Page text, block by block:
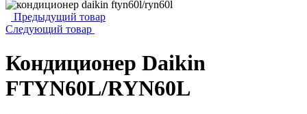
Предыдущий товар
Следующий товар
Кондиционер Daikin
FTYN60L/RYN60L